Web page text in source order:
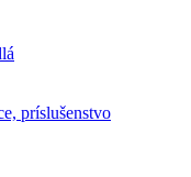
príslušenstvo